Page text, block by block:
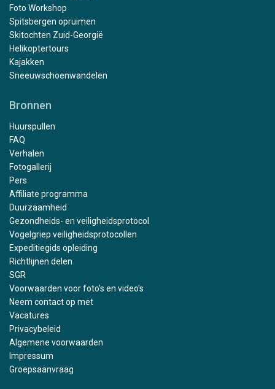
Foto Workshop
Spitsbergen opruimen
Skitochten Zuid-Georgië
Helikoptertours
Kajakken
Sneeuwschoenwandelen
Bronnen
Huurspullen
FAQ
Verhalen
Fotogallerij
Pers
Affiliate programma
Duurzaamheid
Gezondheids- en veiligheidsprotocol
Vogelgriep veiligheidsprotocollen
Expeditiegids opleiding
Richtlijnen delen
SGR
Voorwaarden voor foto's en video's
Neem contact op met
Vacatures
Privacybeleid
Algemene voorwaarden
Impressum
Groepsaanvraag